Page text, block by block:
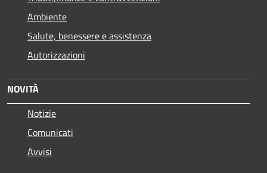
Ambiente
Salute, benessere e assistenza
Autorizzazioni
NOVITÀ
Notizie
Comunicati
Avvisi